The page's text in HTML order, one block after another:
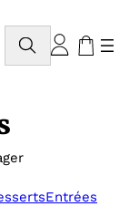
Rechercher
Entrées